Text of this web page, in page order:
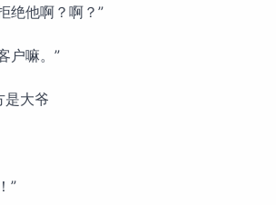
绝他啊？啊？”
户嘛。”
大爷
”